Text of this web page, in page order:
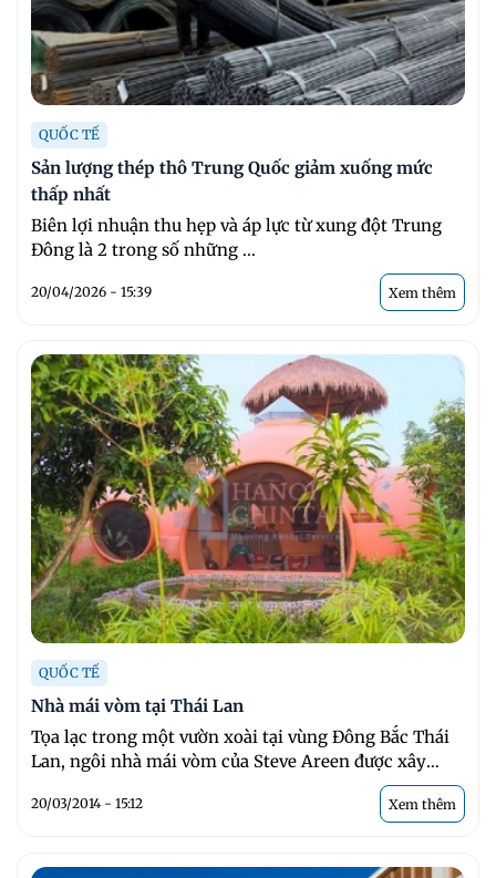
QUỐC TẾ
Sản lượng thép thô Trung Quốc giảm xuống mức
thấp nhất
Biên lợi nhuận thu hẹp và áp lực từ xung đột Trung
Đông là 2 trong số những ...
20/04/2026 - 15:39 Xem thêm
QUỐC TẾ
Nhà mái vòm tại Thái Lan
Tọa lạc trong một vườn xoài tại vùng Đông Bắc Thái
Lan, ngôi nhà mái vòm của Steve Areen được xây
20/03/2014 - 15:12 Xem thêm